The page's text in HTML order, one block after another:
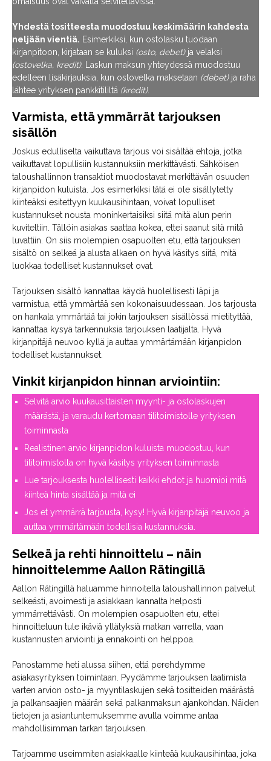
Yhdestä tositteesta muodostuu keskimäärin kahdesta
neljään vientiä. Esimerkiksi, kun ostolasku tuodaan
kirjanpitoon, kirjataan se kuluksi (osto, debet)ja velaksi
(ostovelka, kredit). Laskun maksun yhteydessä muodostuu
edelleen lisäkirjauksia, kun ostovelka maksetaan (debet)ja raha
lähtee yrityksen pankkitililtä (kredit).
Varmista, että ymmärrät tarjouksen
sisällön
Joskus edulliselta vaikuttava tarjous voi sisältää ehtoja, jotka
vaikuttavat lopullisiin kustannuksiin merkittävästi. Sähköisen
taloushallinnon transaktiot muodostavat merkittävän osuuden
kirjanpidon kuluista. Jos esimerkiksi tätä ei ole sisällytetty
kiinteäksi esitettyyn kuukausihintaan, voivat lopulliset
kustannukset nousta moninkertaisiksi siitä mitä alun perin
kuviteltiin. Tällöin asiakas saattaa kokea, ettei saanut sitä mitä
luvattiin. On siis molempien osapuolten etu, että tarjouksen
sisältö on selkeä ja alusta alkaen on hyvä käsitys siitä, mitä
luokkaa todelliset kustannukset ovat.
Tarjouksen sisältö kannattaa käydä huolellisesti läpi ja
varmistua, että ymmärtää sen kokonaisuudessaan. Jos tarjousta
on hankala ymmärtää tai jokin tarjouksen sisällössä mietityttää,
kannattaa kysyä tarkennuksia tarjouksen laatijalta. Hyvä
kirjanpitäjä neuvoo kyllä ja auttaa ymmärtämään kirjanpidon
todelliset kustannukset.
Vinkit kirjanpidon hinnan arviointiin:
Selvitä arvio kuukausittaisten myynti- ja ostolaskujen
määrästä, ja varaudu kertomaan tilitoimistolle yrityksen
toiminnasta
Realistinen arvio kirjanpidon kuluista muodostuu, kun
tilitoimistolla on hyvä käsitys yrityksen toiminnasta
Lue tarjouksesta huolellisesti kaikki ehdot ja huomioi mitä
kiinteä hinta sisältää ja mitä ei
Jos et ymmärrä tarjousta, kysy! Hyvä kirjanpitäjä neuvoo ja
auttaa ymmärtämään todellisia kustannuksia.
Selkeä ja rehti hinnoittelu – näin
hinnoittelemme Aallon Rätingillä
Aallon Rätingillä haluamme hinnoitella taloushallinnon palvelut
selkeästi, avoimesti ja asiakkaan kannalta helposti
ymmärrettävästi. On molempien osapuolten etu, ettei
hinnoitteluun tule ikäviä yllätyksiä matkan varrella, vaan
kustannusten arviointi ja ennakointi on helppoa.
Panostamme heti alussa siihen, että perehdymme
asiakasyrityksen toimintaan. Pyydämme tarjouksen laatimista
varten arvion osto- ja myyntilaskujen sekä tositteiden määrästä
ja palkansaajien määrän sekä palkanmaksun ajankohdan. Näiden
tietojen ja asiantuntemuksemme avulla voimme antaa
mahdollisimman tarkan tarjouksen.
Tarjoamme useimmiten asiakkaalle kiinteää kuukausihintaa, joka